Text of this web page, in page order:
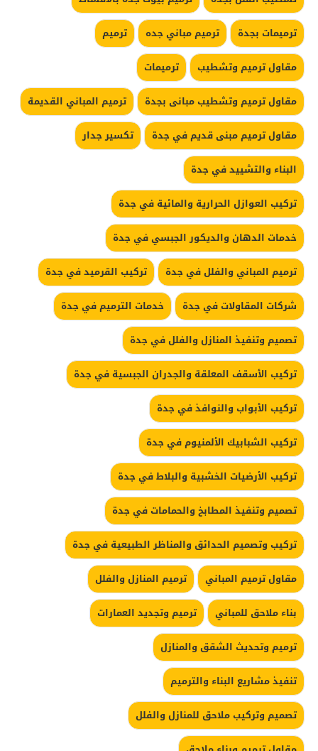
ترميمات بجدة
ترميم مباني جده
ترميم
مقاول ترميم وتشطيب
ترميمات
مقاول ترميم وتشطيب مبانى بجدة
ترميم المباني القديمة
مقاول ترميم مبنى قديم في جدة
تكسير جدار
البناء والتشييد في جدة
تركيب العوازل الحرارية والمائية في جدة
خدمات الدهان والديكور الجبسي في جدة
ترميم المباني والفلل في جدة
تركيب القرميد في جدة
شركات المقاولات في جدة
خدمات الترميم في جدة
تصميم وتنفيذ المنازل والفلل في جدة
تركيب الأسقف المعلقة والجدران الجبسية في جدة
تركيب الأبواب والنوافذ في جدة
تركيب الشبابيك الألمنيوم في جدة
تركيب الأرضيات الخشبية والبلاط في جدة
تصميم وتنفيذ المطابخ والحمامات في جدة
تركيب وتصميم الحدائق والمناظر الطبيعية في جدة
مقاول ترميم المباني
ترميم المنازل والفلل
بناء ملاحق للمباني
ترميم وتجديد العمارات
ترميم وتحديث الشقق والمنازل
تنفيذ مشاريع البناء والترميم
تصميم وتركيب ملاحق للمنازل والفلل